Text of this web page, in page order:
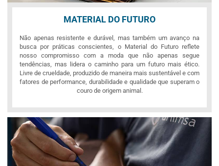
MATERIAL DO FUTURO
Não apenas resistente e durável, mas também um avanço na
busca por práticas conscientes, o Material do Futuro reflete
nosso compromisso com a moda que não apenas segue
tendências, mas lidera o caminho para um futuro mais ético.
Livre de crueldade, produzido de maneira mais sustentável e com
fatores de performance, durabilidade e qualidade que superam o
couro de origem animal.